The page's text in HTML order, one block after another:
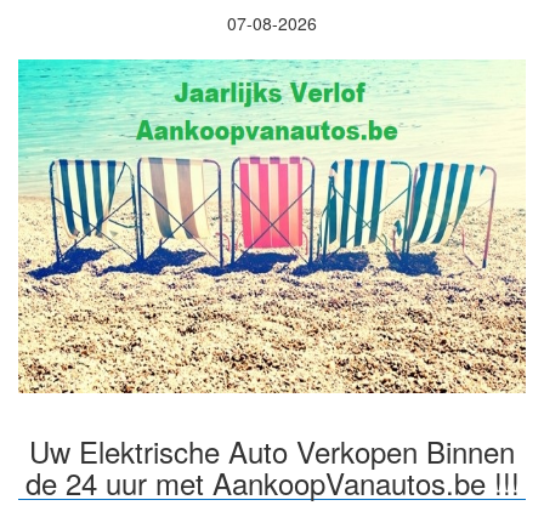
07-08-2026
Uw Elektrische Auto Verkopen Binnen
de 24 uur met AankoopVanautos.be !!!